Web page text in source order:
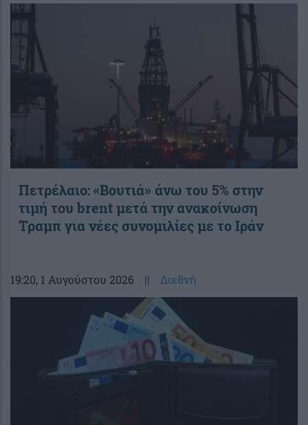
Πετρέλαιο: «Βουτιά» άνω του 5% στην
τιμή του brent μετά την ανακοίνωση
Τραμπ για νέες συνομιλίες με το Ιράν
19:20, 1 Αυγούστου 2026 || Διεθνή